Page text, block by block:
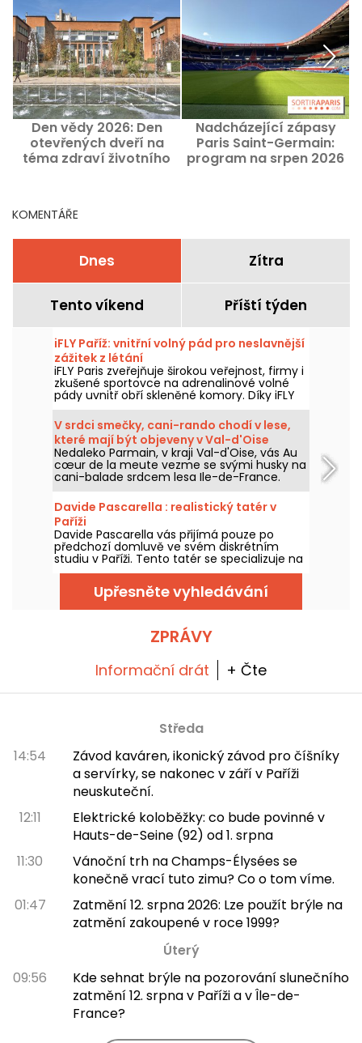
Den vědy 2026: Den
otevřených dveří na
téma zdraví životního
Nadcházející zápasy
Paris Saint-Germain:
program na srpen 2026
KOMENTÁŘE
Dnes Zítra
Tento víkend Příští týden
iFLY Paříž: vnitřní volný pád pro neslavnější
zážitek z létání
iFLY Paris zveřejňuje širokou veřejnost, firmy i
zkušené sportovce na adrenalinové volné
pády uvnitř obří skleněné komory. Díky iFLY
můžete zkusit svobodný pád bez rizika, bez
předchozích zkušeností – pro všechny od 5
do 105 let! Vydejte se na vzdušný zážitek!
V srdci smečky, cani-rando chodí v lese,
které mají být objeveny v Val-d'Oise
Nedaleko Parmain, v kraji Val-d'Oise, vás Au
cœur de la meute vezme se svými husky na
cani-balade srdcem lesa Ile-de-France.
Davide Pascarella : realistický tatér v
Paříži
Davide Pascarella vás přijímá pouze po
předchozí domluvě ve svém diskrétním
studiu v Paříži. Tento tatér se specializuje na
realistické motivy, jemné linky a elegantní
tetování. Rezervujte si termín a zažijte
unikátní zážitek s kvalitním tetováním.
Upřesněte vyhledávání
ZPRÁVY
Informační drát + Čte
Středa
14:54
Závod kaváren, ikonický závod pro číšníky
a servírky, se nakonec v září v Paříži
neuskuteční.
12:11
Elektrické koloběžky: co bude povinné v
Hauts-de-Seine (92) od 1. srpna
11:30
Vánoční trh na Champs-Élysées se
konečně vrací tuto zimu? Co o tom víme.
01:47
Zatmění 12. srpna 2026: Lze použít brýle na
zatmění zakoupené v roce 1999?
Úterý
09:56
Kde sehnat brýle na pozorování slunečního
zatmění 12. srpna v Paříži a v Île-de-
France?